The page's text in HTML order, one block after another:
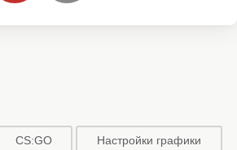
CS:GO Настройки графики